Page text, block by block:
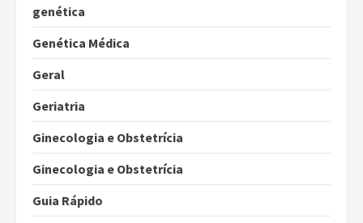
genética
Genética Médica
Geral
Geriatria
Ginecologia e Obstetrícia
Ginecologia e Obstetrícia
Guia Rápido